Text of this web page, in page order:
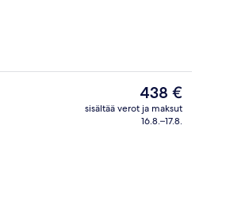
Nykyinen
hinta
on
438 €
sisältää verot ja maksut
16.8.–17.8.